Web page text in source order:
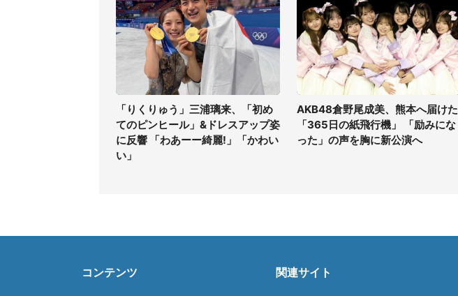
「りくりゅう」三浦璃来、「初め
てのピンヒール」&ドレスアップ姿
に反響 「わあーー綺麗!」「かわい
い」
AKB48倉野尾成美、熊本へ届けた
「365日の紙飛行機」 「励みにな
った」の声を胸に新公演へ
コンテンツ 関連サイト